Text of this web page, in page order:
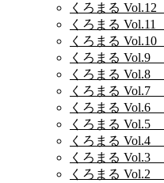
くろまる
くろまる
くろまる
くろまる Vol.9
くろまる Vol.8
くろまる Vol.7
くろまる Vol.6
くろまる Vol.5
くろまる Vol.4
くろまる Vol.3
くろまる Vol.2